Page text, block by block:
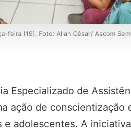
feira (19). Foto: Allan César/ Ascom
Especializado de
ação de conscientização
e adolescentes. A